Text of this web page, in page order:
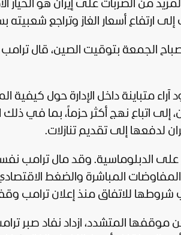
من الضربات على إيران هو الخيار
بتوقيت الصين، قال ترامب
متباينة داخل الإدارة حول
اتباع نهج أكثر حزماً، بما في
لدفعها إلى تقديم تنازلات.
على الدبلوماسية. وقد مال ترامب
المفاوضات المباشرة والضغط
شروطها للاتفاق منذ إعلان ترامب
موقفها المتشدد، ازداد نفاد صبر